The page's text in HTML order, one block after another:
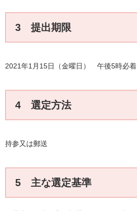
3 提出期限
2021年1月15日（金曜日） 午後5時必着
4 選定方法
持参又は郵送
5 主な選定基準